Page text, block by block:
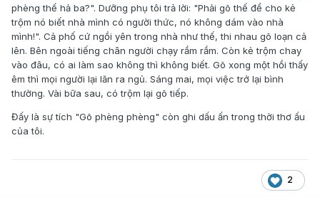
phèng thế hả ba?". Dưỡng phụ tôi trả lời: "Phải gõ thế để cho kẻ
trộm nó biết nhà mình có người thức, nó không dám vào nhà
mình!". Cả phố cứ ngồi yên trong nhà như thế, thi nhau gõ loạn cả
lên. Bên ngoài tiếng chân người chạy rầm rầm. Còn kẻ trộm chay
vào đâu, có ai làm sao không thì không biết. Gõ xong một hồi thấy
êm thì mọi người lại lăn ra ngủ. Sáng mai, mọi việc trở lại bình
thường. Vài bữa sau, có trộm lại gõ tiếp.
Đấy là sự tích "Gõ phèng phèng" còn ghi dấu ấn trong thời thơ ấu
của tôi.
2